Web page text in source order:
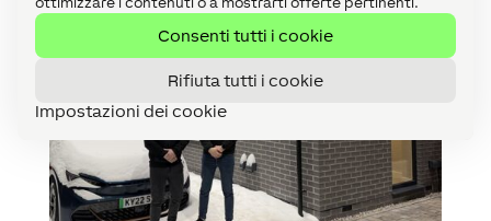
Consenti tutti i cookie
Rifiuta tutti i cookie
Impostazioni dei cookie